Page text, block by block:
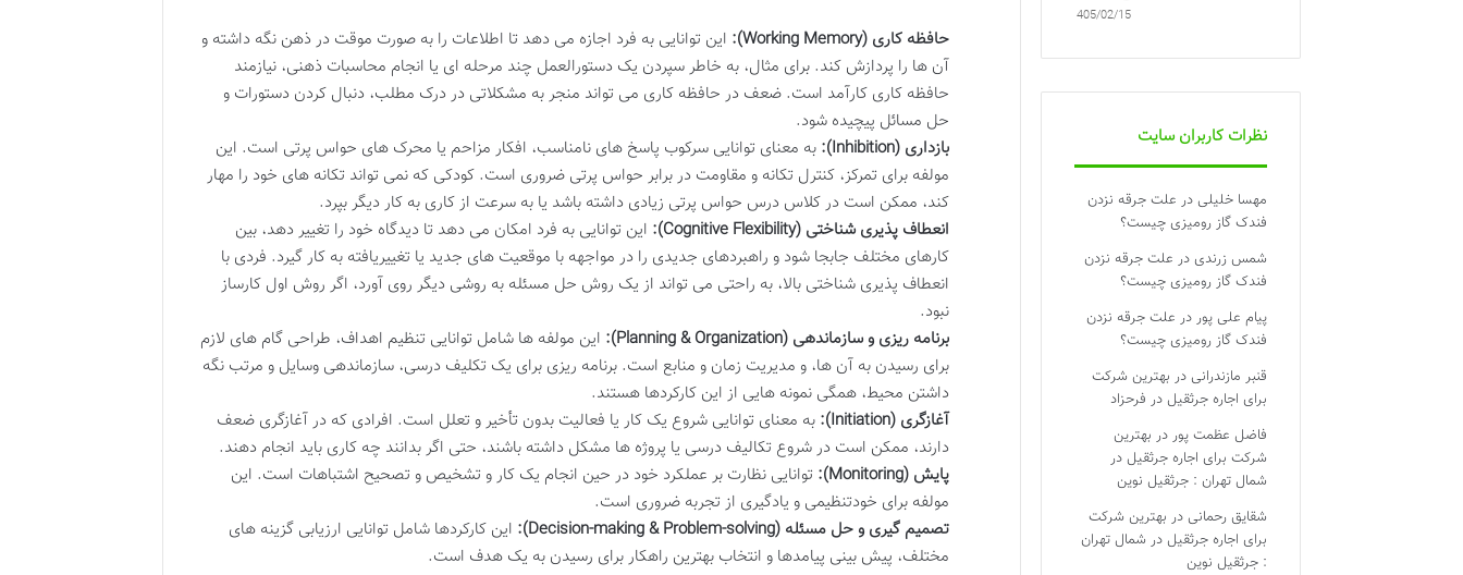
حافظه کاری (Working Memory):
این توانایی به فرد اجازه می دهد تا اطلاعات را به صورت موقت در ذهن نگه داشته و
آن ها را پردازش کند. برای مثال، به خاطر سپردن یک دستورالعمل چند مرحله ای یا انجام محاسبات ذهنی، نیازمند
حافظه کاری کارآمد است. ضعف در حافظه کاری می تواند منجر به مشکلاتی در درک مطلب، دنبال کردن دستورات و
حل مسائل پیچیده شود.
بازداری (Inhibition):
به معنای توانایی سرکوب پاسخ های نامناسب، افکار مزاحم یا محرک های حواس پرتی است. این
مولفه برای تمرکز، کنترل تکانه و مقاومت در برابر حواس پرتی ضروری است. کودکی که نمی تواند تکانه های خود را مهار
کند، ممکن است در کلاس درس حواس پرتی زیادی داشته باشد یا به سرعت از کاری به کار دیگر بپرد.
انعطاف پذیری شناختی (Cognitive Flexibility):
این توانایی به فرد امکان می دهد تا دیدگاه خود را تغییر دهد، بین
کارهای مختلف جابجا شود و راهبردهای جدیدی را در مواجهه با موقعیت های جدید یا تغییریافته به کار گیرد. فردی با
انعطاف پذیری شناختی بالا، به راحتی می تواند از یک روش حل مسئله به روشی دیگر روی آورد، اگر روش اول کارساز
نبود.
برنامه ریزی و سازماندهی (Planning & Organization):
این مولفه ها شامل توانایی تنظیم اهداف، طراحی گام های لازم
برای رسیدن به آن ها، و مدیریت زمان و منابع است. برنامه ریزی برای یک تکلیف درسی، سازماندهی وسایل و مرتب نگه
داشتن محیط، همگی نمونه هایی از این کارکردها هستند.
آغازگری (Initiation):
به معنای توانایی شروع یک کار یا فعالیت بدون تأخیر و تعلل است. افرادی که در آغازگری ضعف
دارند، ممکن است در شروع تکالیف درسی یا پروژه ها مشکل داشته باشند، حتی اگر بدانند چه کاری باید انجام دهند.
پایش (Monitoring):
توانایی نظارت بر عملکرد خود در حین انجام یک کار و تشخیص و تصحیح اشتباهات است. این
مولفه برای خودتنظیمی و یادگیری از تجربه ضروری است.
تصمیم گیری و حل مسئله (Decision-making & Problem-solving):
این کارکردها شامل توانایی ارزیابی گزینه های
مختلف، پیش بینی پیامدها و انتخاب بهترین راهکار برای رسیدن به یک هدف است.
1405/02/15
نظرات کاربران سایت
مهسا خلیلی در علت جرقه نزدن
فندک گاز رومیزی چیست؟
شمس زرندی در علت جرقه نزدن
فندک گاز رومیزی چیست؟
پیام علی پور در علت جرقه نزدن
فندک گاز رومیزی چیست؟
قنبر مازندرانی در بهترین شرکت
برای اجاره جرثقیل در فرحزاد
فاضل عظمت پور در بهترین
شرکت برای اجاره جرثقیل در
شمال تهران : جرثقیل نوین
شقایق رحمانی در بهترین شرکت
برای اجاره جرثقیل در شمال تهران
: جرثقیل نوین